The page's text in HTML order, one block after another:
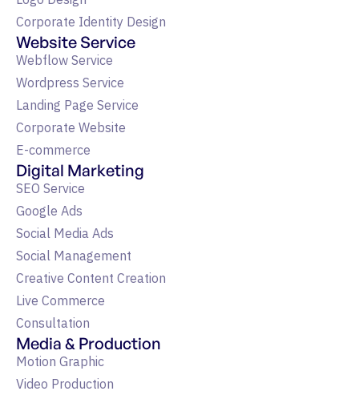
Corporate Identity Design
Website Service
Webflow Service
Wordpress Service
Landing Page Service
Corporate Website
E-commerce
Digital Marketing
SEO Service
Google Ads
Social Media Ads
Social Management
Creative Content Creation
Live Commerce
Consultation
Media & Production
Motion Graphic
Video Production